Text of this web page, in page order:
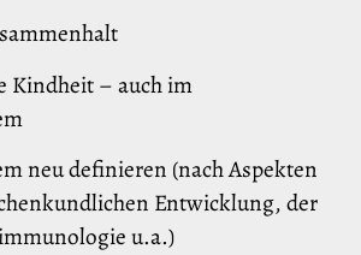
Kindheit – auch im
neu definieren (nach Aspekten
Entwicklung, der
u.a.)